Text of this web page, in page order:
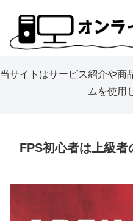
当サイトはサービス紹介や商
ムを使用
FPS初心者は上級